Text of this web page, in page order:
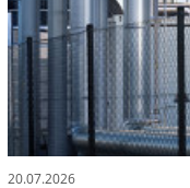
20.07.2026